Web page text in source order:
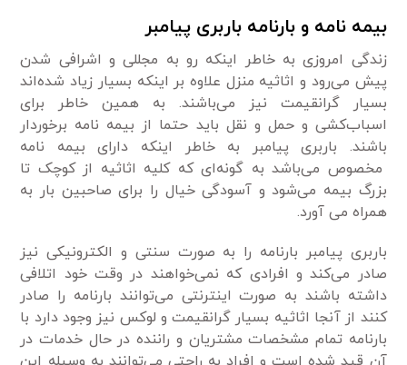
بیمه نامه و بارنامه باربری پیامبر
زندگی امروزی به خاطر اینکه رو به مجللی و اشرافی شدن
پیش می‌رود و اثاثیه منزل علاوه بر اینکه بسیار زیاد شده‌اند
بسیار گرانقیمت نیز می‌باشند. به همین خاطر برای
اسباب‌کشی و حمل و نقل باید حتما از بیمه نامه برخوردار
باشند. باربری پیامبر به خاطر اینکه دارای بیمه نامه
مخصوص می‌باشد به گونه‌ای که کلیه اثاثیه از کوچک تا
بزرگ بیمه می‌شود و آسودگی خیال را برای صاحبین بار به
همراه می آورد.
باربری پیامبر بارنامه را به صورت سنتی و الکترونیکی نیز
صادر می‌کند و افرادی که نمی‌خواهند در وقت خود اتلافی
داشته باشند به صورت اینترنتی می‌توانند بارنامه را صادر
کنند از آنجا اثاثیه بسیار گرانقیمت و لوکس نیز وجود دارد با
بارنامه تمام مشخصات مشتریان و راننده در حال خدمات در